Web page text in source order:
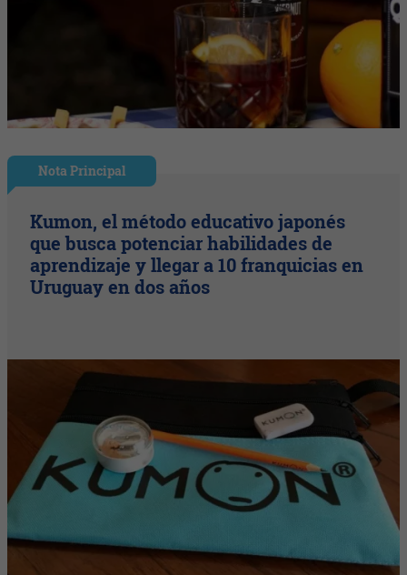
Nota Principal
Kumon, el método educativo japonés
que busca potenciar habilidades de
aprendizaje y llegar a 10 franquicias en
Uruguay en dos años